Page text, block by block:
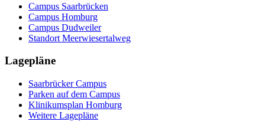
Campus Saarbrücken
Campus Homburg
Campus Dudweiler
Standort Meerwiesertalweg
Lagepläne
Saarbrücker Campus
Parken auf dem Campus
Klinikumsplan Homburg
Weitere Lagepläne